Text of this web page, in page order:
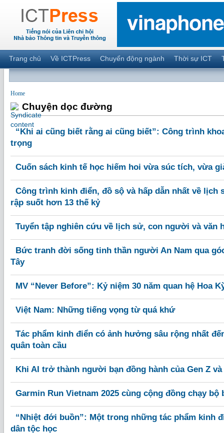
Trang chủ Về ICTPress Chuyển động ngành Thời sự ICT
Home
Chuyện dọc đường
“Khi ai cũng biết rằng ai cũng biết”: Công trình
trọng
Cuốn sách kinh tế học hiếm hoi vừa súc tích, vừa
Công trình kinh điển, đồ sộ và hấp dẫn nhất về lịch
rập suốt hơn 13 thế kỷ
Tuyển tập nghiên cứu về lịch sử, con người và văn
Bức tranh đời sống tinh thần người An Nam qua
Tây
MV “Never Before”: Kỷ niệm 30 năm quan hệ Hoa
Việt Nam: Những tiếng vọng từ quá khứ
Tác phẩm kinh điển có ảnh hưởng sâu rộng nhất
quân toàn cầu
Khi AI trở thành người bạn đồng hành của Gen Z và
Garmin Run Vietnam 2025 cùng cộng đồng chạy bộ
“Nhiệt đới buồn”: Một trong những tác phẩm kinh
dân tộc học